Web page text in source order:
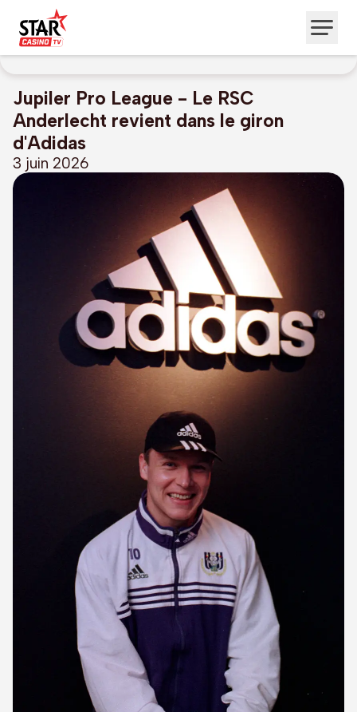
Jupiler Pro League - Le RSC
Anderlecht revient dans le giron
d'Adidas
3 juin 2026